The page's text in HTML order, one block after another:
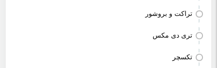
تراکت و بروشور
تری دی مکس
تکسچر